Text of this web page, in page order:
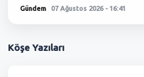
Gündem 07 Ağustos 2026 - 16:41
Köşe Yazıları